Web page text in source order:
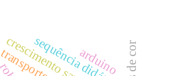
sequência didática
arduino